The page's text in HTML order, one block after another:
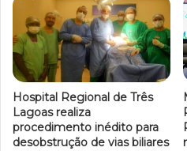
Hospital Regional de Três
Lagoas realiza
procedimento inédito para
desobstrução de vias biliares